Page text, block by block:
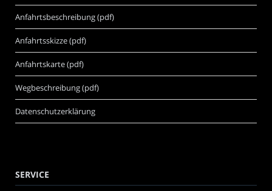
Anfahrtsbeschreibung (pdf)
Anfahrtsskizze (pdf)
Anfahrtskarte (pdf)
Wegbeschreibung (pdf)
Datenschutzerklärung
SERVICE